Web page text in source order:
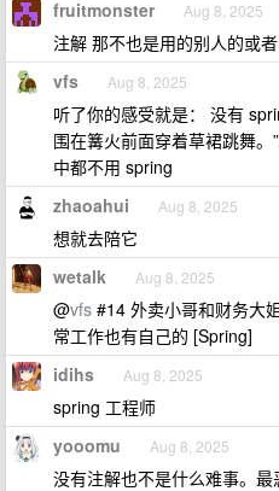
fruitmonster Aug 8, 2025
注解 那不也是用的别人的或者
vfs Aug 8, 2025
听了你的感受就是： 没有
围在篝火前面穿着草裙跳舞
中都不用 spring
zhaoahui Aug 8, 2025
想就去陪它
wetalk Aug 8, 2025
@vfs #14 外卖小哥和财务大
常工作也有自己的 [Spring]
idihs Aug 8, 2025
spring 工程师
yooomu Aug 8, 2025
没有注解也不是什么难事。最